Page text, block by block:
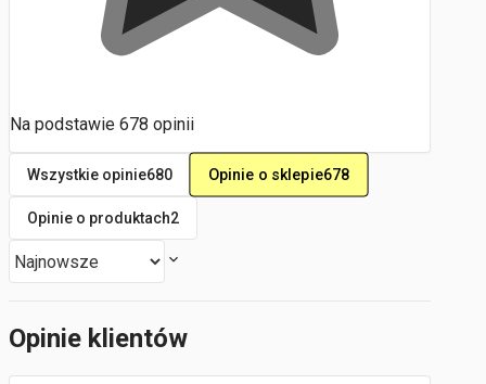
Na podstawie 678 opinii
Wszystkie opinie680 Opinie o sklepie678
Opinie o produktach2
Opinie klientów